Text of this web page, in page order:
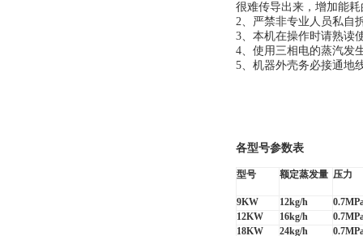
很难传导出来，增加能
2、严禁非专业人员私自
3、本机在操作时请熟读
4、使用三相电的蒸汽发
5、机器外壳务必接通地
各型号参数表
型号 额定蒸发量 压力
9KW 12kg/h
12KW
16kg/h
18KW
24kg/h